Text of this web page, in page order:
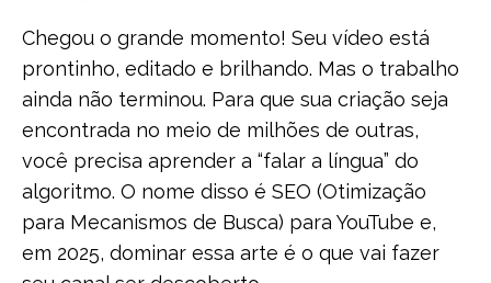
Chegou o grande momento! Seu vídeo está
prontinho, editado e brilhando. Mas o trabalho
ainda não terminou. Para que sua criação seja
encontrada no meio de milhões de outras,
você precisa aprender a “falar a língua” do
algoritmo. O nome disso é SEO (Otimização
para Mecanismos de Busca) para YouTube e,
em 2025, dominar essa arte é o que vai fazer